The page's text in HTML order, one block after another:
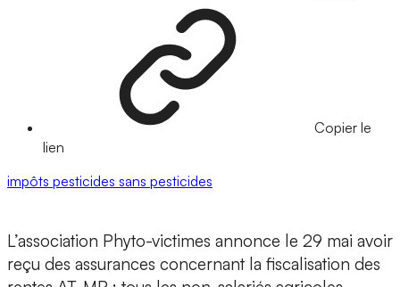
Copier le
lien
impôts pesticides sans pesticides
L’association Phyto-victimes annonce le 29 mai avoir
reçu des assurances concernant la fiscalisation des